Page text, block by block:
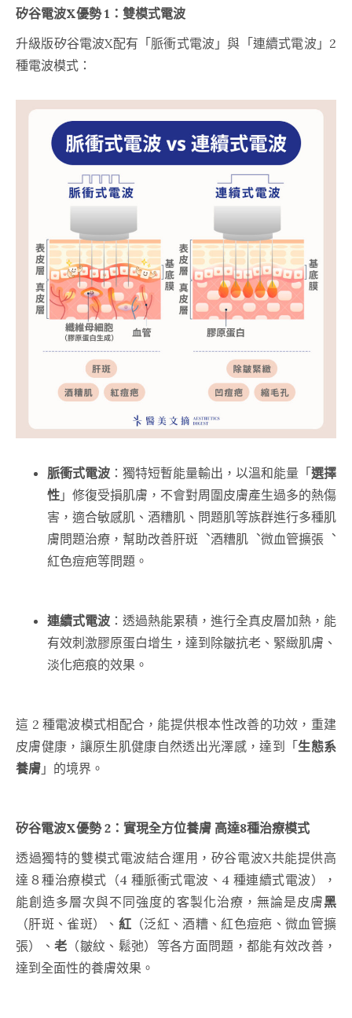
矽谷電波X優勢 1：雙模式電波
升級版矽谷電波X配有「脈衝式電波」與「連續式電波」2
種電波模式：
脈衝式電波 ： 獨特短暫能量輸出，以溫和能量「選擇
性 」修復受損肌膚 ， 不會對周圍皮膚產生過多的熱傷
害，適合敏感肌、酒糟肌、問題肌等族群進行多種肌
膚問題治療 ， 幫助改善肝斑︑酒糟肌︑微血管擴張︑
紅色痘疤等問題。
連續式電波 ：透過熱能累積，進行全真皮層加熱，能
有效刺激膠原蛋白增生，達到除皺抗老、緊緻肌膚、
淡化疤痕的效果。
這 2 種電波模式相配合，能提供根本性改善的功效，重建
皮膚健康，讓原生肌健康自然透出光澤感，達到「生態系
養膚 」的境界。
矽谷電波X優勢 2：實現全方位養膚 高達8種治療模式
透過獨特的雙模式電波結合運用，矽谷電波X共能提供高
達８種治療模式（4 種脈衝式電波、4 種連續式電波），
能創造多層次與不同強度的客製化治療，無論是皮膚黑
（肝斑、雀斑）、 紅 （泛紅、酒糟、紅色痘疤、微血管擴
張）、 老 （皺紋、鬆弛）等各方面問題，都能有效改善，
達到全面性的養膚效果。